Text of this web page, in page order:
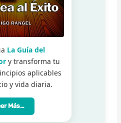
La Guía del
y transforma tu
aplicables
y vida diaria.
Más…